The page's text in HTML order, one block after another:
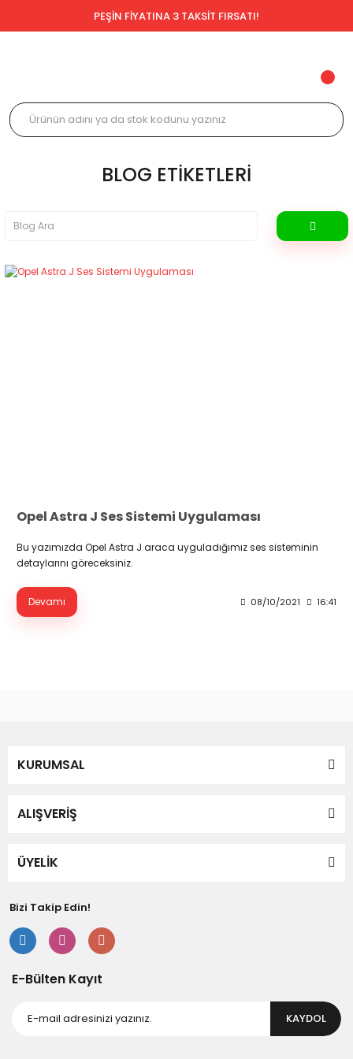
PEŞİN FİYATINA 3 TAKSİT FIRSATI!
BLOG ETIKETLERI
Opel Astra J Ses Sistemi Uygulaması
Bu yazımızda Opel Astra J araca uyguladığımız ses sisteminin
detaylarını göreceksiniz.
Devamı 08/10/2021 16:41
KURUMSAL
ALIŞVERİŞ
ÜYELİK
Bizi Takip Edin!
E-Bülten Kayıt
KAYDOL